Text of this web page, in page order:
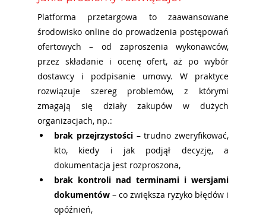
Platforma przetargowa to zaawansowane
środowisko online do prowadzenia postępowań
ofertowych – od zaproszenia wykonawców,
przez składanie i ocenę ofert, aż po wybór
dostawcy i podpisanie umowy. W praktyce
rozwiązuje szereg problemów, z którymi
zmagają się działy zakupów w dużych
organizacjach, np.:
brak przejrzystości – trudno zweryfikować,
kto, kiedy i jak podjął decyzję, a
dokumentacja jest rozproszona,
brak kontroli nad terminami i wersjami
dokumentów – co zwiększa ryzyko błędów i
opóźnień,